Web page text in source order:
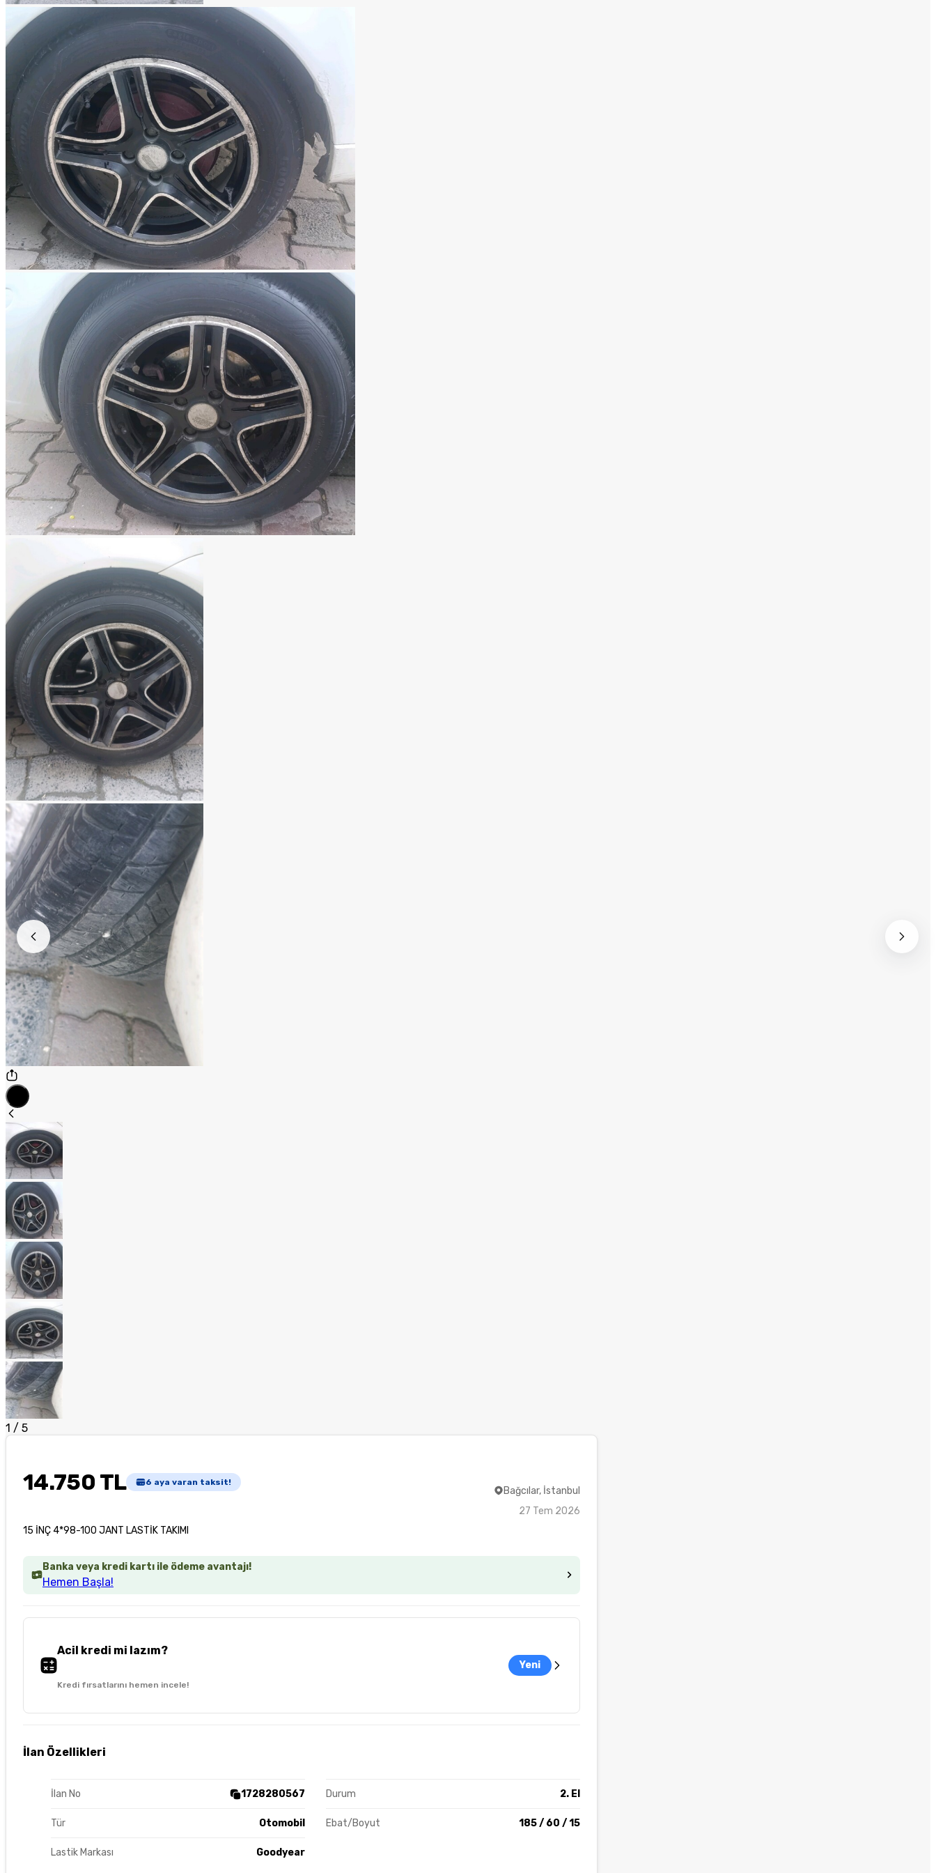
1 / 5
14.750 TL 6 aya varan taksit!
15 İNÇ 4*98-100 JANT LASTİK TAKIMI
Bağcılar, İstanbul
27 Tem 2026
Banka veya kredi kartı ile ödeme avantajı!
Hemen Başla!
Acil kredi mi lazım?
Kredi fırsatlarını hemen incele!
Yeni
İlan Özellikleri
İlan No 1728280567 Durum 2. El
Tür Otomobil Ebat/Boyut 185 / 60 / 15
Lastik Markası Goodyear